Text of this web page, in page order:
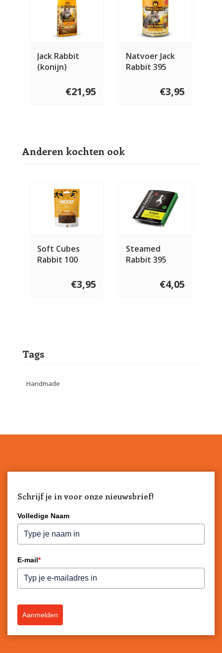
Jack Rabbit
(konijn)
€21,95
Natvoer Jack
Rabbit 395
€3,95
Anderen kochten ook
Soft Cubes
Rabbit 100
€3,95
Steamed
Rabbit 395
€4,05
Tags
Handmade
Schrijf je in voor onze nieuwsbrief!
Volledige Naam
E-mail*
Aanmelden